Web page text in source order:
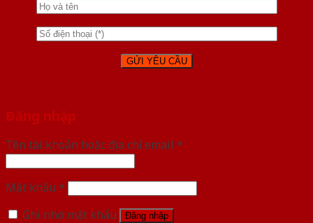
Đăng nhập
Tên tài khoản hoặc địa chỉ email *
Mật khẩu *
Ghi nhớ mật khẩu
Đăng nhập